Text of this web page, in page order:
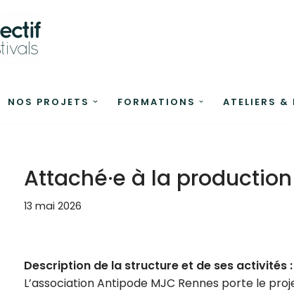
NOS PROJETS FORMATIONS ATELIERS &
Attaché·e à la
13 mai 2026
Description de la structure et de ses activités :
L’association Antipode MJC Rennes porte le